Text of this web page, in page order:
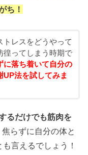
ち！
トレスをどうやって
徨ってしまう時期で
に落ち着いて自分の
UP法を試してみま
るだけでも筋肉を
らずに自分の体と
言えるでしょう！